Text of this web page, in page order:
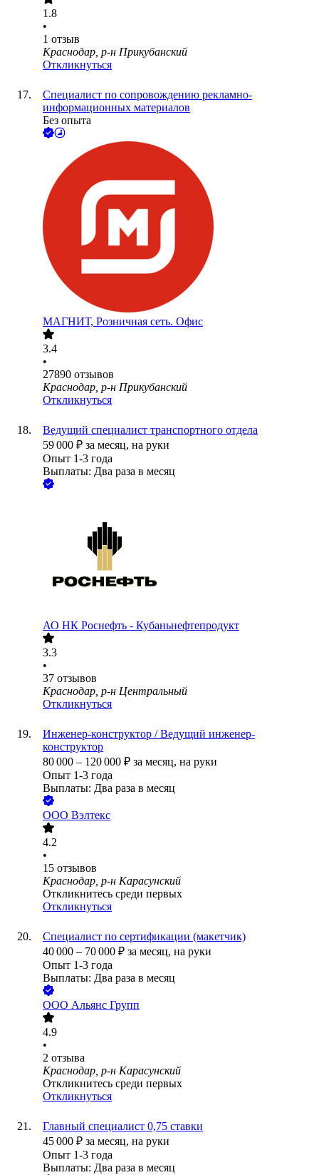
1.8
•
1 отзыв
Краснодар, р-н Прикубанский
Откликнуться
Специалист по сопровождению рекламно-
информационных материалов
Без опыта
МАГНИТ, Розничная сеть. Офис
3.4
•
27890 отзывов
Краснодар, р-н Прикубанский
Откликнуться
Ведущий специалист транспортного отдела
59 000 ₽ за месяц, на руки
Опыт 1-3 года
Выплаты: Два раза в месяц
АО НК Роснефть - Кубаньнефтепродукт
3.3
•
37 отзывов
Краснодар, р-н Центральный
Откликнуться
Инженер-конструктор / Ведущий инженер-
конструктор
80 000 – 120 000 ₽ за месяц, на руки
Опыт 1-3 года
Выплаты: Два раза в месяц
ООО Вэлтекс
4.2
•
15 отзывов
Краснодар, р-н Карасунский
Откликнитесь среди первых
Откликнуться
Специалист по сертификации (макетчик)
40 000 – 70 000 ₽ за месяц, на руки
Опыт 1-3 года
Выплаты: Два раза в месяц
ООО Альянс Групп
4.9
•
2 отзыва
Краснодар, р-н Карасунский
Откликнитесь среди первых
Откликнуться
Главный специалист 0,75 ставки
45 000 ₽ за месяц, на руки
Опыт 1-3 года
Выплаты: Два раза в месяц